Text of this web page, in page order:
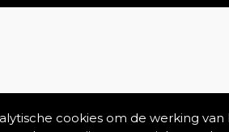
cookies om de werking